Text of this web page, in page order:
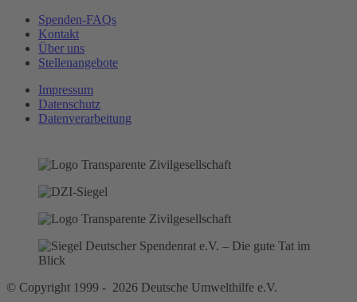
Spenden-FAQs
Kontakt
Über uns
Stellenangebote
Impressum
Datenschutz
Datenverarbeitung
© Copyright 1999 - 2026 Deutsche Umwelthilfe e.V.